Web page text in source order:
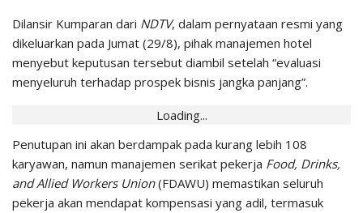
Dilansir Kumparan dari NDTV, dalam pernyataan resmi yang
dikeluarkan pada Jumat (29/8), pihak manajemen hotel
menyebut keputusan tersebut diambil setelah “evaluasi
menyeluruh terhadap prospek bisnis jangka panjang”.
Loading...
Penutupan ini akan berdampak pada kurang lebih 108
karyawan, namun manajemen serikat pekerja Food, Drinks,
and Allied Workers Union(FDAWU) memastikan seluruh
pekerja akan mendapat kompensasi yang adil, termasuk